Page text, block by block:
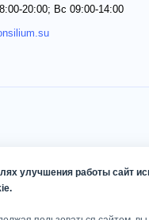
20:00; Вс 09:00-14:00
улучшения работы сайт